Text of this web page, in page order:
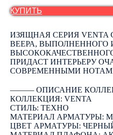
КУПИТЬ
ИЗЯЩНАЯ СЕРИЯ
ВЕЕРА, ВЫПОЛНЕННОГО
ПРИДАСТ ИНТЕРЬЕРУ
СОВРЕМЕННЫМИ
――― ОПИСАНИЕ
КОЛЛЕКЦИЯ: VENTA
СТИЛЬ: ТЕХНО
МАТЕРИАЛ АРМАТУРЫ:
ЦВЕТ АРМАТУРЫ: